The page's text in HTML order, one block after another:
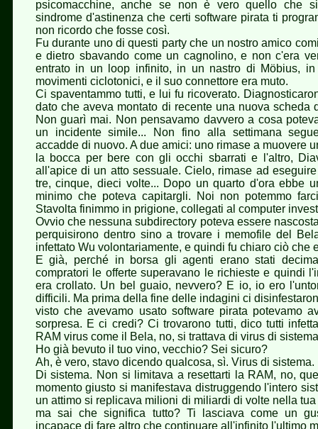
psicomacchine, anche se non è vero quello che
sindrome d'astinenza che certi software pirata ti
non ricordo che fosse così.
Fu durante uno di questi party che un nostro amico
e dietro sbavando come un cagnolino, e non c'era
entrato in un loop infinito, in un nastro di Möbius,
movimenti ciclotonici, e il suo connettore era muto.
Ci spaventammo tutti, e lui fu ricoverato.
dato che aveva montato di recente una nuova scheda
Non guarì mai. Non pensavamo davvero a cosa
un incidente simile... Non fino alla settimana
accadde di nuovo. A due amici: uno rimase a muovere
la bocca per bere con gli occhi sbarrati e l'altro,
all'apice di un atto sessuale. Cielo, rimase ad
tre, cinque, dieci volte... Dopo un quarto d'ora ebbe
minimo che poteva capitargli. Noi non potemmo
Stavolta finimmo in prigione, collegati al computer
Ovvio che nessuna subdirectory poteva essere
perquisirono dentro sino a trovare i memofile del
infettato Wu volontariamente, e quindi fu chiaro ciò che
E già, perché in borsa gli agenti erano stati
compratori le offerte superavano le richieste e quindi
era crollato. Un bel guaio, nevvero? E io, io ero
difficili. Ma prima della fine delle indagini ci
visto che avevamo usato software pirata potevamo
sorpresa. E ci credi? Ci trovarono tutti, dico tutti
RAM virus come il Bela, no, si trattava di virus di
Ho già bevuto il tuo vino, vecchio? Sei sicuro?
Ah, è vero, stavo dicendo qualcosa, sì. Virus di sistema.
Di sistema. Non si limitava a resettarti la RAM, no,
momento giusto si manifestava distruggendo l'intero
un attimo si replicava milioni di miliardi di volte nella
ma sai che significa tutto? Ti lasciava come un
incapace di fare altro che continuare all'infinito l'ultimo